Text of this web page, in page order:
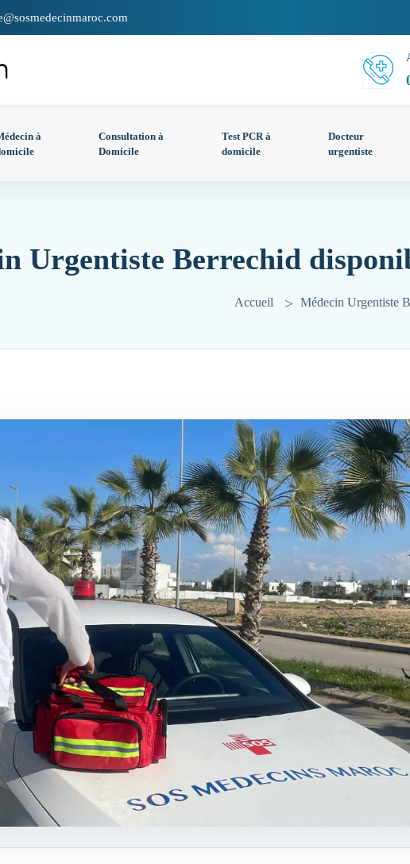
à
Consultation à
Domicile
Test PCR à
domicile
Docteur
urgentiste
Urgentiste Berrechid
Accueil Médecin Urgentiste